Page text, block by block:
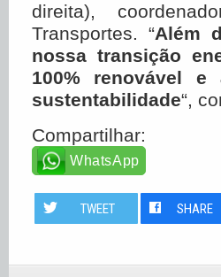
direita),
Transportes. “Além
nossa transição
100% renovável
sustentabilidade“,
Compartilhar:
WhatsApp
TWEET SHARE